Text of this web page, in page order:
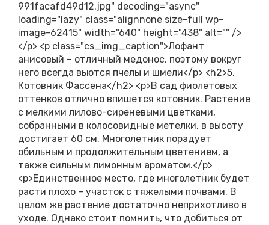
991facafd49d12.jpg" decoding="async"
loading="lazy" class="alignnone size-full wp-
image-62415" width="640" height="438" alt="" />
</p> <p class="cs_img_caption">Лофант
анисовый – отличный медонос, поэтому вокруг
него всегда вьются пчелы и шмели</p> <h2>5.
Котовник Фассена</h2> <p>В сад фиолетовых
оттенков отлично впишется котовник. Растение
с мелкими лилово-сиреневыми цветками,
собранными в колосовидные метелки, в высоту
достигает 60 см. Многолетник порадует
обильным и продолжительным цветением, а
также сильным лимонным ароматом.</p>
<p>Единственное место, где многолетник будет
расти плохо – участок с тяжелыми почвами. В
целом же растение достаточно неприхотливо в
уходе. Однако стоит помнить, что добиться от